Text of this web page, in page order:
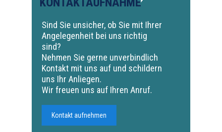
Sind Sie unsicher, ob Sie mit Ihrer
Angelegenheit bei uns richtig
sind?
Nehmen Sie gerne unverbindlich
Kontakt mit uns auf und schildern
uns Ihr Anliegen.
Wir freuen uns auf Ihren Anruf.
Kontakt aufnehmen